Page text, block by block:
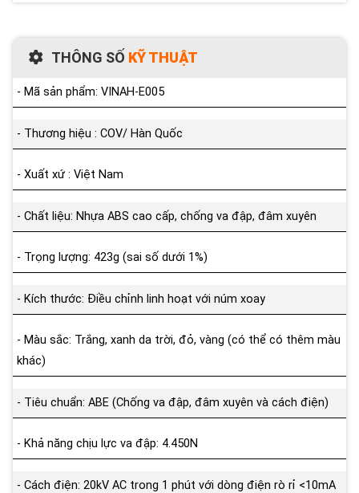
THÔNG SỐ KỸ THUẬT
- Mã sản phẩm: VINAH-E005
- Thương hiệu : COV/ Hàn Quốc
- Xuất xứ : Việt Nam
- Chất liệu: Nhựa ABS cao cấp, chống va đập, đâm xuyên
- Trọng lượng: 423g (sai số dưới 1%)
- Kích thước: Điều chỉnh linh hoạt với núm xoay
- Màu sắc: Trắng, xanh da trời, đỏ, vàng (có thể có thêm màu
khác)
- Tiêu chuẩn: ABE (Chống va đập, đâm xuyên và cách điện)
- Khả năng chịu lực va đập: 4.450N
- Cách điện: 20kV AC trong 1 phút với dòng điện rò rỉ <10mA